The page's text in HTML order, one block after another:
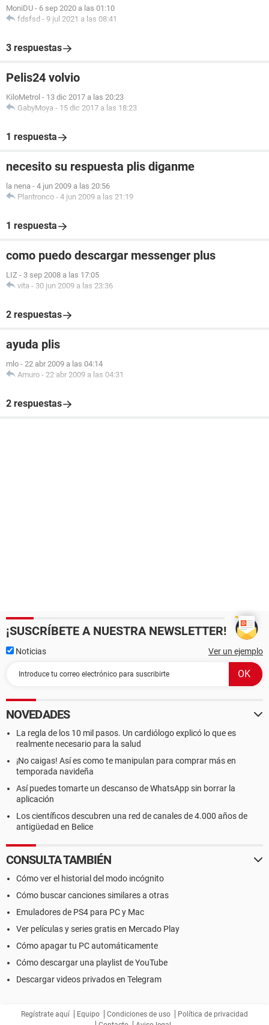
MoniDU - 6 sep 2020 a las 01:10
fdsfsd - 9 jul 2021 a las 08:41
3 respuestas
Pelis24 volvio
KiloMetrol - 13 dic 2017 a las 20:23
GabyMoya - 15 dic 2017 a las 18:23
1 respuesta
necesito su respuesta plis diganme
la nena - 4 jun 2009 a las 20:56
Plantronco - 4 jun 2009 a las 21:19
1 respuesta
como puedo descargar messenger plus
LIZ - 3 sep 2008 a las 17:05
vita - 30 jun 2009 a las 23:36
2 respuestas
ayuda plis
mlo - 22 abr 2009 a las 04:14
Amuro - 22 abr 2009 a las 04:31
2 respuestas
¡SUSCRÍBETE A NUESTRA NEWSLETTER!
Noticias Ver un ejemplo
NOVEDADES
La regla de los 10 mil pasos. Un cardiólogo explicó lo que es
realmente necesario para la salud
¡No caigas! Así es como te manipulan para comprar más en
temporada navideña
Así puedes tomarte un descanso de WhatsApp sin borrar la
aplicación
Los científicos descubren una red de canales de 4.000 años de
antigüedad en Belice
CONSULTA TAMBIÉN
Cómo ver el historial del modo incógnito
Cómo buscar canciones similares a otras
Emuladores de PS4 para PC y Mac
Ver películas y series gratis en Mercado Play
Cómo apagar tu PC automáticamente
Cómo descargar una playlist de YouTube
Descargar videos privados en Telegram
Regístrate aquí Equipo Condiciones de uso
Política de privacidad